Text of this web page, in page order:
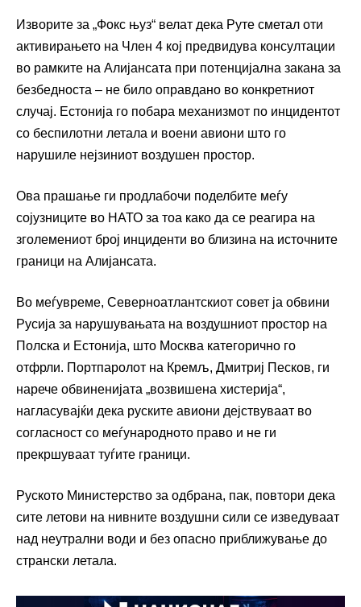
Изворите за „Фокс њуз“ велат дека Руте сметал оти
активирањето на Член 4 кој предвидува консултации
во рамките на Алијансата при потенцијална закана за
безбедноста – не било оправдано во конкретниот
случај. Естонија го побара механизмот по инцидентот
со беспилотни летала и воени авиони што го
нарушиле нејзиниот воздушен простор.
Ова прашање ги продлабочи поделбите меѓу
сојузниците во НАТО за тоа како да се реагира на
зголемениот број инциденти во близина на источните
граници на Алијансата.
Во меѓувреме, Северноатлантскиот совет ја обвини
Русија за нарушувањата на воздушниот простор на
Полска и Естонија, што Москва категорично го
отфрли. Портпаролот на Кремљ, Дмитриј Песков, ги
нарече обвиненијата „возвишена хистерија“,
нагласувајќи дека руските авиони дејствуваат во
согласност со меѓународното право и не ги
прекршуваат туѓите граници.
Руското Министерство за одбрана, пак, повтори дека
сите летови на нивните воздушни сили се изведуваат
над неутрални води и без опасно приближување до
странски летала.